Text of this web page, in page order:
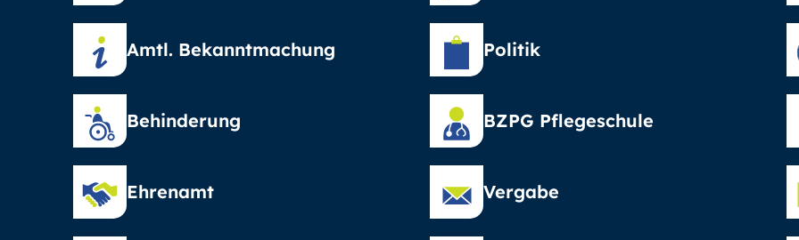
Amtl. Bekanntmachung Politik
Behinderung BZPG Pflegeschule
Ehrenamt Vergabe